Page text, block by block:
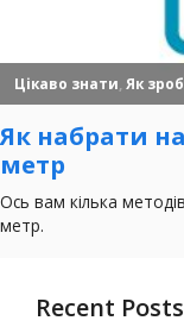
Recent Posts